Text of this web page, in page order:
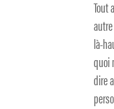
Tout
là-
quoi
dire